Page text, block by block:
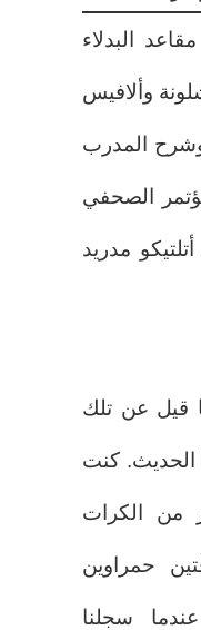
البدلاء
وألافيس
المدرب
الصحفي
مدريد
قيل عن تلك
الحديث. كنت
من الكرات
حمراوين
سجلنا